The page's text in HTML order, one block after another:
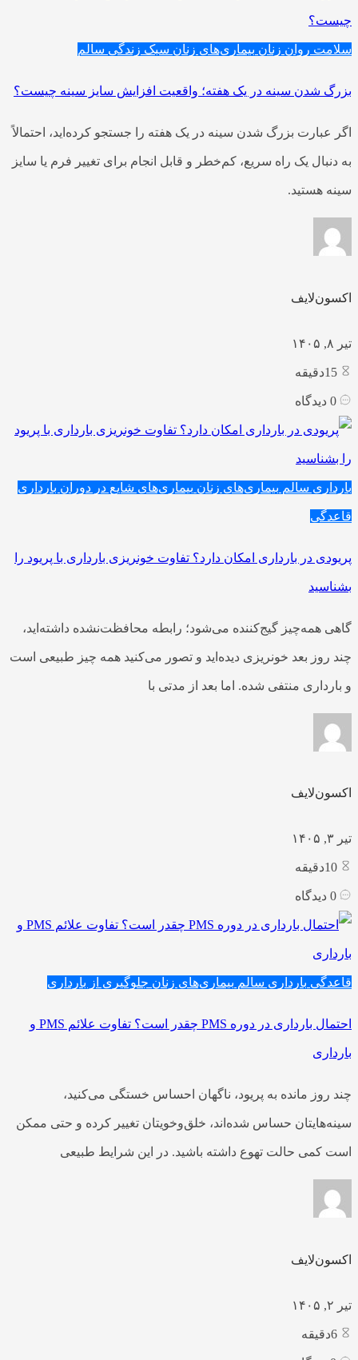
سلامت روان زنان بیماری‌های زنان سبک زندگی سالم
بزرگ شدن سینه در یک هفته؛ واقعیت افزایش سایز سینه چیست؟
اگر عبارت بزرگ شدن سینه در یک هفته را جستجو کرده‌اید، احتمالاً
به دنبال یک راه سریع، کم‌خطر و قابل انجام برای تغییر فرم یا سایز
سینه هستید.
اکسون‌لایف
تیر ۸, ۱۴۰۵
دقیقه
دیدگاه
بارداری سالم بیماری‌های زنان بیماری‌های شایع در دوران بارداری
قاعدگی
پریودی در بارداری امکان دارد؟ تفاوت خونریزی بارداری با پریود را
بشناسید
گاهی همه‌چیز گیج‌کننده می‌شود؛ رابطه محافظت‌نشده داشته‌اید،
چند روز بعد خونریزی دیده‌اید و تصور می‌کنید همه چیز طبیعی است
و بارداری منتفی شده. اما بعد از مدتی با
اکسون‌لایف
تیر ۳, ۱۴۰۵
دقیقه
دیدگاه
قاعدگی بارداری سالم بیماری‌های زنان جلوگیری از بارداری
احتمال بارداری در دوره PMS چقدر است؟ تفاوت علائم PMS و
بارداری
چند روز مانده به پریود، ناگهان احساس خستگی می‌کنید،
سینه‌هایتان حساس شده‌اند، خلق‌وخویتان تغییر کرده و حتی ممکن
است کمی حالت تهوع داشته باشید. در این شرایط طبیعی
اکسون‌لایف
تیر ۲, ۱۴۰۵
دقیقه